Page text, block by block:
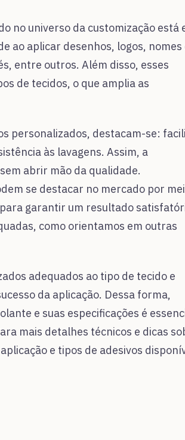
no universo da customização está
ao aplicar desenhos, logos, nomes
entre outros. Além disso, esses
de tecidos, o que amplia as
personalizados, destacam-se:
às lavagens. Assim, a
abrir mão da qualidade.
se destacar no mercado por
garantir um resultado
como orientamos em outras
adequados ao tipo de tecido e
da aplicação. Dessa forma,
e suas especificações é
mais detalhes técnicos e dicas
e tipos de adesivos